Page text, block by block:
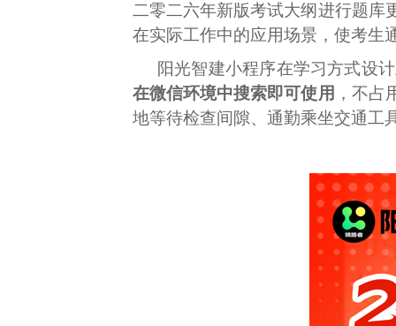
二零二六年新版考试大纲进行题库
在实际工作中的应用场景，使考生
阳光智建小程序在学习方式设
在微信环境中搜索即可使用 ，不
地等待检查间隙、通勤乘坐交通工